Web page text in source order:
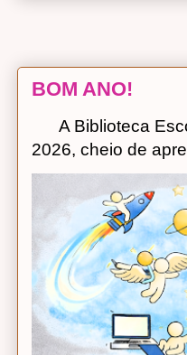
BOM ANO!
A Biblioteca
2026, cheio de